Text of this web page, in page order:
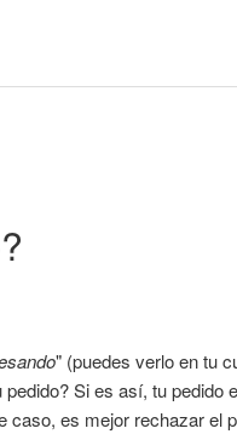
" (puedes verlo en tu
Si es así, tu
es mejor rechazar el